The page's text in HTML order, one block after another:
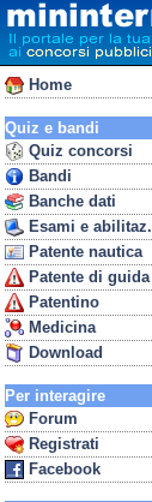
Home
Quiz e bandi
Quiz concorsi
Bandi
Banche dati
Esami e abilitaz.
Patente nautica
Patente di guida
Patentino
Medicina
Download
Per interagire
Forum
Registrati
Facebook